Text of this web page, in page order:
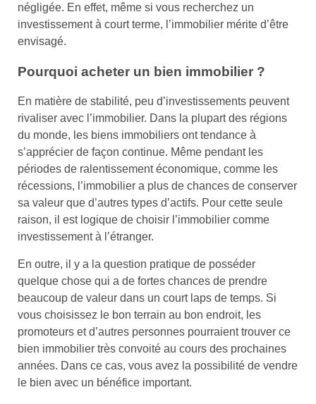
négligée. En effet, même si vous recherchez un
investissement à court terme, l’immobilier mérite d’être
envisagé.
Pourquoi acheter un bien immobilier ?
En matière de stabilité, peu d’investissements peuvent
rivaliser avec l’immobilier. Dans la plupart des régions
du monde, les biens immobiliers ont tendance à
s’apprécier de façon continue. Même pendant les
périodes de ralentissement économique, comme les
récessions, l’immobilier a plus de chances de conserver
sa valeur que d’autres types d’actifs. Pour cette seule
raison, il est logique de choisir l’immobilier comme
investissement à l’étranger.
En outre, il y a la question pratique de posséder
quelque chose qui a de fortes chances de prendre
beaucoup de valeur dans un court laps de temps. Si
vous choisissez le bon terrain au bon endroit, les
promoteurs et d’autres personnes pourraient trouver ce
bien immobilier très convoité au cours des prochaines
années. Dans ce cas, vous avez la possibilité de vendre
le bien avec un bénéfice important.